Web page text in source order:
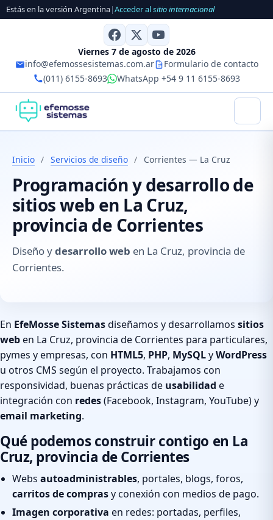
Estás en la versión Argentina|Acceder alsitio internacional
Viernes 7 de agosto de 2026
info@efemossesistemas.com.ar
Formulario de contacto
(011) 6155-8693
WhatsApp +54 9 11 6155-8693
Inicio / Servicios de diseño / Corrientes — La Cruz
Programación y desarrollo de
sitios web en La Cruz,
provincia de Corrientes
Diseño ydesarrollo web en La Cruz, provincia de
Corrientes.
En EfeMosse Sistemasdiseñamos y desarrollamos sitios
weben La Cruz, provincia de Corrientes para particulares,
pymes y empresas, con HTML5, PHP, MySQLyWordPress
u otros CMS según el proyecto. Trabajamos con
responsividad, buenas prácticas de usabilidad e
integración con redes(Facebook, Instagram, YouTube) y
email marketing.
Qué podemos construir contigo en La
Cruz, provincia de Corrientes
Webs autoadministrables, portales, blogs, foros,
carritos de comprasy conexión con medios de pago.
Imagen corporativa en redes: portadas, perfiles,